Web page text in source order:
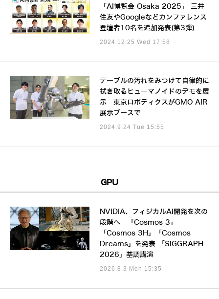
「AI博覧会 Osaka 2025」 三井
住友やGoogleなどカンファレンス
登壇者10名を追加発表(第3弾)
2024.12.25 Wed 17:58
テーブルの汚れをみつけて自律的に
拭き取るヒューマノイドのデモを展
示 東京ロボティクスがGMO AIR
展示ブースで
2024.9.24 Tue 15:55
GPU
NVIDIA、フィジカルAI開発を次の
段階へ 「Cosmos 3」
「Cosmos 3H」「Cosmos
Dreams」を発表 「SIGGRAPH
2026」基調講演
2026.8.3 Mon 15:35